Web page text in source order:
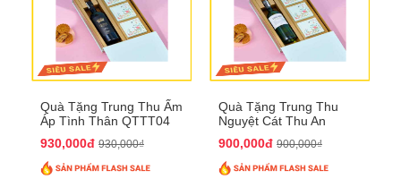
Quà Tặng Trung Thu Ấm
Áp Tình Thân QTTT04
930,000đ 930,000₫
Quà Tặng Trung Thu
Nguyệt Cát Thu An
900,000đ 900,000₫